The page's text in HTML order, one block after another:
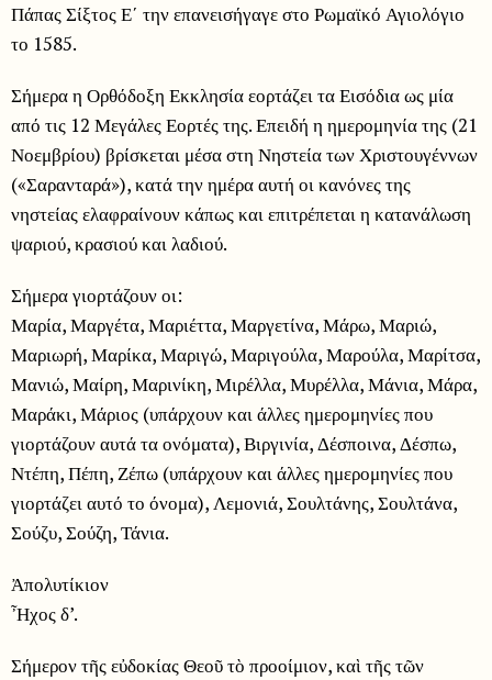
Πάπας Σίξτος Ε΄ την επανεισήγαγε στο Ρωμαϊκό Αγιολόγιο
το 1585.
Σήμερα η Ορθόδοξη Εκκλησία εορτάζει τα Εισόδια ως μία
από τις 12 Μεγάλες Εορτές της. Επειδή η ημερομηνία της (21
Νοεμβρίου) βρίσκεται μέσα στη Νηστεία των Χριστουγέννων
(«Σαρανταρά»), κατά την ημέρα αυτή οι κανόνες της
νηστείας ελαφραίνουν κάπως και επιτρέπεται η κατανάλωση
ψαριού, κρασιού και λαδιού.
Σήμερα γιορτάζουν οι:
Μαρία, Μαργέτα, Μαριέττα, Μαργετίνα, Μάρω, Μαριώ,
Μαριωρή, Μαρίκα, Μαριγώ, Μαριγούλα, Μαρούλα, Μαρίτσα,
Μανιώ, Μαίρη, Μαρινίκη, Μιρέλλα, Μυρέλλα, Μάνια, Μάρα,
Μαράκι, Μάριος (υπάρχουν και άλλες ημερομηνίες που
γιορτάζουν αυτά τα ονόματα), Βιργινία, Δέσποινα, Δέσπω,
Ντέπη, Πέπη, Ζέπω (υπάρχουν και άλλες ημερομηνίες που
γιορτάζει αυτό το όνομα), Λεμονιά, Σουλτάνης, Σουλτάνα,
Σούζυ, Σούζη, Τάνια.
Ἀπολυτίκιον
Ἦχος δ’.
Σήμερον τῆς εὐδοκίας Θεοῦ τὸ προοίμιον, καὶ τῆς τῶν